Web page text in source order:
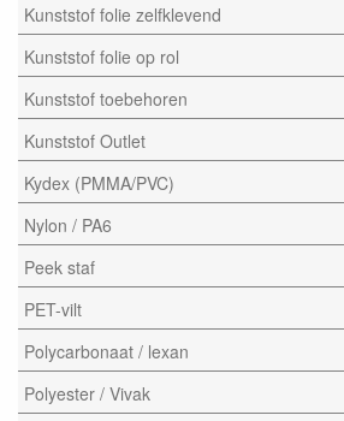
Kunststof folie zelfklevend
Kunststof folie op rol
Kunststof toebehoren
Kunststof Outlet
Kydex (PMMA/PVC)
Nylon / PA6
Peek staf
PET-vilt
Polycarbonaat / lexan
Polyester / Vivak